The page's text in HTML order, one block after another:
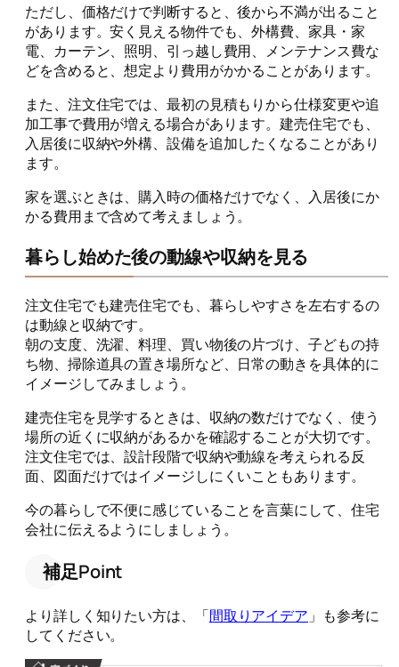
ただし、価格だけで判断すると、後から不満が出ること
があります。安く見える物件でも、外構費、家具・家
電、カーテン、照明、引っ越し費用、メンテナンス費な
どを含めると、想定より費用がかかることがあります。
また、注文住宅では、最初の見積もりから仕様変更や追
加工事で費用が増える場合があります。建売住宅でも、
入居後に収納や外構、設備を追加したくなることがあり
ます。
家を選ぶときは、購入時の価格だけでなく、入居後にか
かる費用まで含めて考えましょう。
暮らし始めた後の動線や収納を見る
注文住宅でも建売住宅でも、暮らしやすさを左右するの
は動線と収納です。
朝の支度、洗濯、料理、買い物後の片づけ、子どもの持
ち物、掃除道具の置き場所など、日常の動きを具体的に
イメージしてみましょう。
建売住宅を見学するときは、収納の数だけでなく、使う
場所の近くに収納があるかを確認することが大切です。
注文住宅では、設計段階で収納や動線を考えられる反
面、図面だけではイメージしにくいこともあります。
今の暮らしで不便に感じていることを言葉にして、住宅
会社に伝えるようにしましょう。
補足Point
より詳しく知りたい方は、「間取りアイデア 」も参考に
してください。